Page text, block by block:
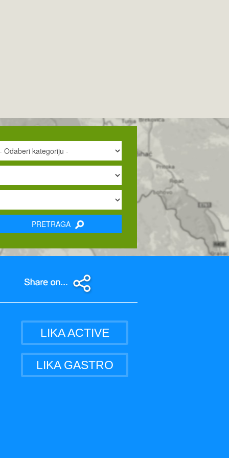
PRETRAGA
LIKA ACTIVE
LIKA GASTRO